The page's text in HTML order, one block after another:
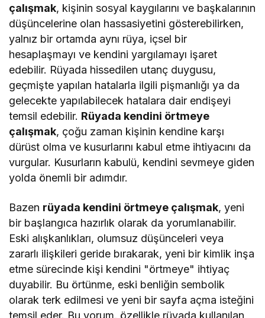
çalışmak, kişinin sosyal kaygılarını ve başkalarının
düşüncelerine olan hassasiyetini gösterebilirken,
yalnız bir ortamda aynı rüya, içsel bir
hesaplaşmayı ve kendini yargılamayı işaret
edebilir. Rüyada hissedilen utanç duygusu,
geçmişte yapılan hatalarla ilgili pişmanlığı ya da
gelecekte yapılabilecek hatalara dair endişeyi
temsil edebilir. Rüyada kendini örtmeye
çalışmak, çoğu zaman kişinin kendine karşı
dürüst olma ve kusurlarını kabul etme ihtiyacını da
vurgular. Kusurların kabulü, kendini sevmeye giden
yolda önemli bir adımdır.
Bazen rüyada kendini örtmeye çalışmak, yeni
bir başlangıca hazırlık olarak da yorumlanabilir.
Eski alışkanlıkları, olumsuz düşünceleri veya
zararlı ilişkileri geride bırakarak, yeni bir kimlik inşa
etme sürecinde kişi kendini "örtmeye" ihtiyaç
duyabilir. Bu örtünme, eski benliğin sembolik
olarak terk edilmesi ve yeni bir sayfa açma isteğini
temsil eder. Bu yorum, özellikle rüyada kullanılan